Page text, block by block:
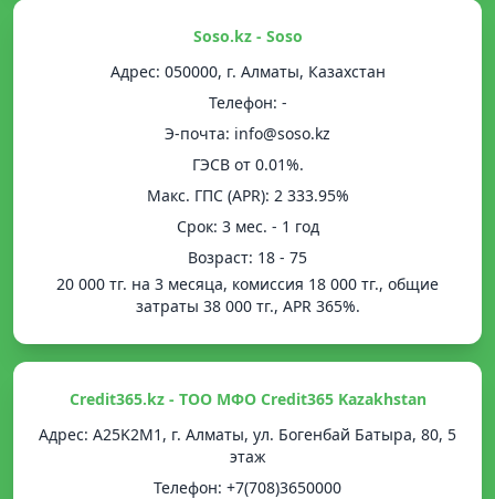
Soso.kz - Soso
Адрес: 050000, г. Алматы, Казахстан
Телефон: -
Э-почта: info@soso.kz
ГЭСВ от 0.01%.
Mакс. ГПС (APR): 2 333.95%
Срок: 3 мес. - 1 год
Возраст: 18 - 75
20 000 тг. на 3 месяца, комиссия 18 000 тг., общие
затраты 38 000 тг., APR 365%.
Credit365.kz - ТОО МФО Credit365 Kazakhstan
Адрес: A25K2M1, г. Алматы, ул. Богенбай Батыра, 80, 5
этаж
Телефон: +7(708)3650000